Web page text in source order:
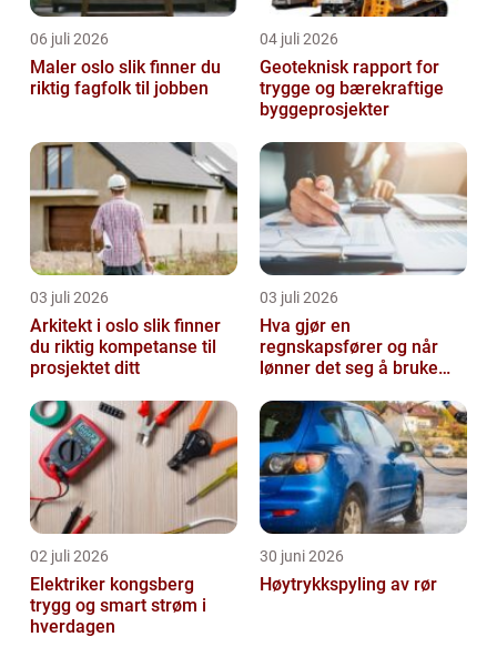
06 juli 2026
Maler oslo slik finner du
riktig fagfolk til jobben
04 juli 2026
Geoteknisk rapport for
trygge og bærekraftige
byggeprosjekter
03 juli 2026
Arkitekt i oslo slik finner
du riktig kompetanse til
prosjektet ditt
03 juli 2026
Hva gjør en
regnskapsfører og når
lønner det seg å bruke
02 juli 2026
Elektriker kongsberg
trygg og smart strøm i
hverdagen
30 juni 2026
Høytrykkspyling av rør